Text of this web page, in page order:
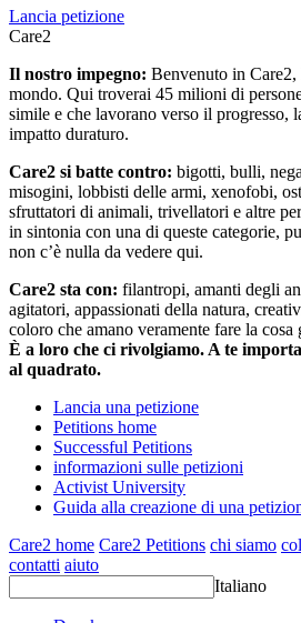
Lancia petizione
Care2
Il nostro impegno: Benvenuto in
mondo. Qui troverai 45 milioni di
simile e che lavorano verso il progresso,
impatto duraturo.
Care2 si batte contro: bigotti, bulli,
misogini, lobbisti delle armi, xenofobi,
sfruttatori di animali, trivellatori e altre
in sintonia con una di queste categorie,
non c’è nulla da vedere qui.
Care2 sta con: filantropi, amanti degli
agitatori, appassionati della natura,
coloro che amano veramente fare la cosa
È a loro che ci rivolgiamo. A te
al quadrato.
Lancia una petizione
Petitions home
Successful Petitions
informazioni sulle petizioni
Activist University
Guida alla creazione di una
Care2 home Care2 Petitions chi siamo
contatti aiuto
Italiano